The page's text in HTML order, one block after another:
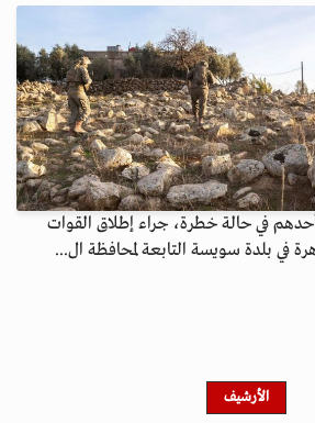
أحدهم في حالة خطرة، جراء إطلاق القوات
في بلدة سويسة التابعة لمحافظة ال...
الأرشيف